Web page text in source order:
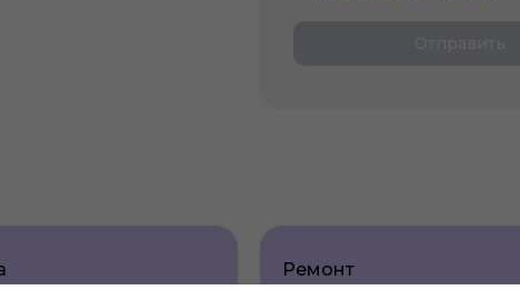
Ремонт